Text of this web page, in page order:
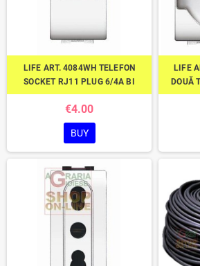
LIFE ART. 4084WH TELEFON
SOCKET RJ11 PLUG 6/4A BI
€4.00
BUY
LIFE
DOUĂ